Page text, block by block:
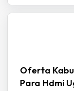
Oferta
Para Hdmi